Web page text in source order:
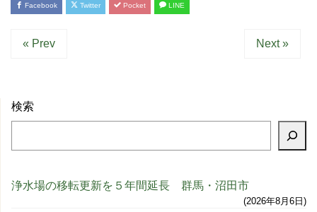
Facebook Twitter Pocket LINE
« Prev Next »
検索
浄水場の移転更新を５年間延長 群馬・沼田市
2026年8月6日